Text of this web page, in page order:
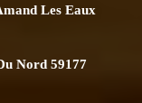
Les Eaux
Nord 59177